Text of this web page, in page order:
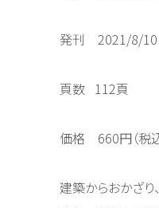
発刊 2021/8/10
頁数 112頁
価格 660円（税込
建築からおかざり